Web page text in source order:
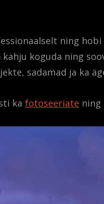
ning
kahju koguda ning
sadamad ja ka
ka fotoseeriate ning